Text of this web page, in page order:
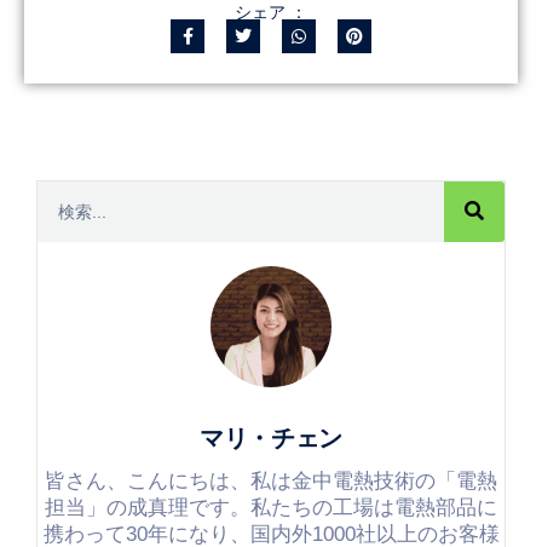
シェア ：
マリ・チェン
皆さん、こんにちは、私は金中電熱技術の「電熱
担当」の成真理です。私たちの工場は電熱部品に
携わって30年になり、国内外1000社以上のお客様